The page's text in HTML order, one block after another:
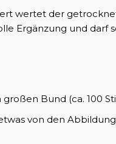
wertet der
Ergänzung und darf
Bund (ca. 100
von den